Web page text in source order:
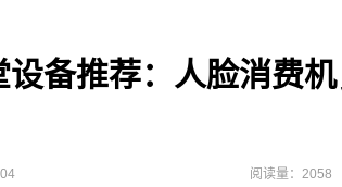
设备推荐：人脸消费
阅读量：2058